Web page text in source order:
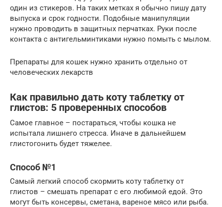
один из стикеров. На таких метках я обычно пишу дату
выпуска и срок годности. Подобные манипуляции
нужно проводить в защитных перчатках. Руки после
контакта с антигельминтиками нужно помыть с мылом.
Препараты для кошек нужно хранить отдельно от
человеческих лекарств
Как правильно дать коту таблетку от
глистов: 5 проверенных способов
Самое главное – постараться, чтобы кошка не
испытала лишнего стресса. Иначе в дальнейшем
глистогонить будет тяжелее.
Способ №1
Самый легкий способ скормить коту таблетку от
глистов – смешать препарат с его любимой едой. Это
могут быть консервы, сметана, вареное мясо или рыба.